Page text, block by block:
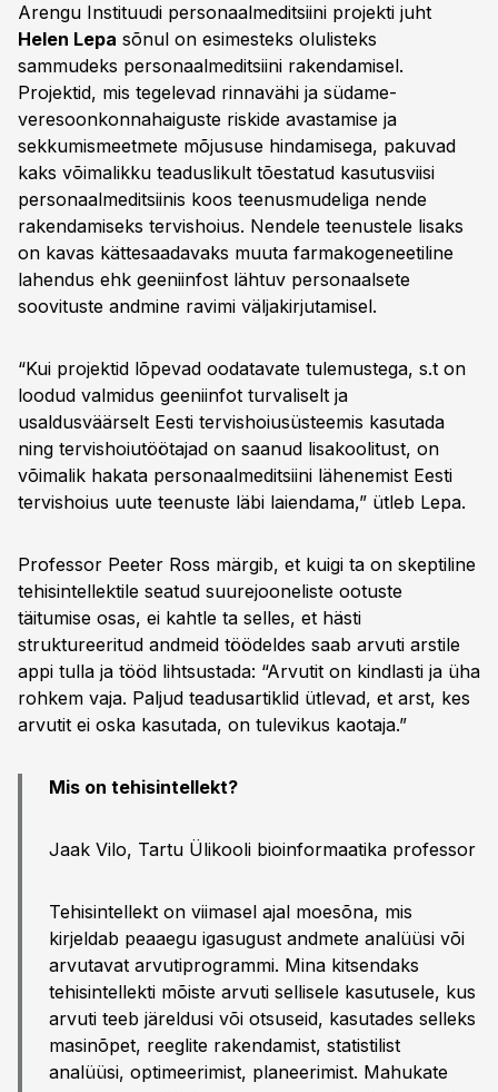
Arengu Instituudi personaalmeditsiini projekti juht
Helen Lepa sõnul on esimesteks olulisteks
sammudeks personaalmeditsiini rakendamisel.
Projektid, mis tegelevad rinnavähi ja südame-
veresoonkonnahaiguste riskide avastamise ja
sekkumismeetmete mõjususe hindamisega, pakuvad
kaks võimalikku teaduslikult tõestatud kasutusviisi
personaalmeditsiinis koos teenusmudeliga nende
rakendamiseks tervishoius. Nendele teenustele lisaks
on kavas kättesaadavaks muuta farmakogeneetiline
lahendus ehk geeniinfost lähtuv personaalsete
soovituste andmine ravimi väljakirjutamisel.
“Kui projektid lõpevad oodatavate tulemustega, s.t on
loodud valmidus geeniinfot turvaliselt ja
usaldusväärselt Eesti tervishoiusüsteemis kasutada
ning tervishoiutöötajad on saanud lisakoolitust, on
võimalik hakata personaalmeditsiini lähenemist Eesti
tervishoius uute teenuste läbi laiendama,” ütleb Lepa.
Professor Peeter Ross märgib, et kuigi ta on skeptiline
tehisintellektile seatud suurejooneliste ootuste
täitumise osas, ei kahtle ta selles, et hästi
struktureeritud andmeid töödeldes saab arvuti arstile
appi tulla ja tööd lihtsustada: “Arvutit on kindlasti ja üha
rohkem vaja. Paljud teadusartiklid ütlevad, et arst, kes
arvutit ei oska kasutada, on tulevikus kaotaja.”
Mis on tehisintellekt?
Jaak Vilo, Tartu Ülikooli bioinformaatika professor
Tehisintellekt on viimasel ajal moesõna, mis
kirjeldab peaaegu igasugust andmete analüüsi või
arvutavat arvutiprogrammi. Mina kitsendaks
tehisintellekti mõiste arvuti sellisele kasutusele, kus
arvuti teeb järeldusi või otsuseid, kasutades selleks
masinõpet, reeglite rakendamist, statistilist
analüüsi, optimeerimist, planeerimist. Mahukate